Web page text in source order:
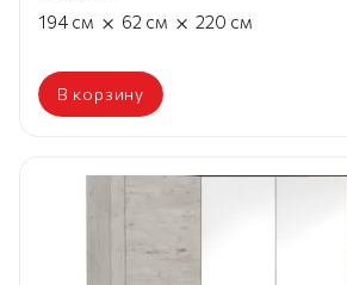
194 см × 62 см × 220 см
В корзину